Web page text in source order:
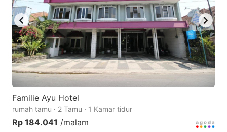
Familie Ayu Hotel
rumah tamu · 2 Tamu · 1 Kamar tidur
Rp 184.041 /malam